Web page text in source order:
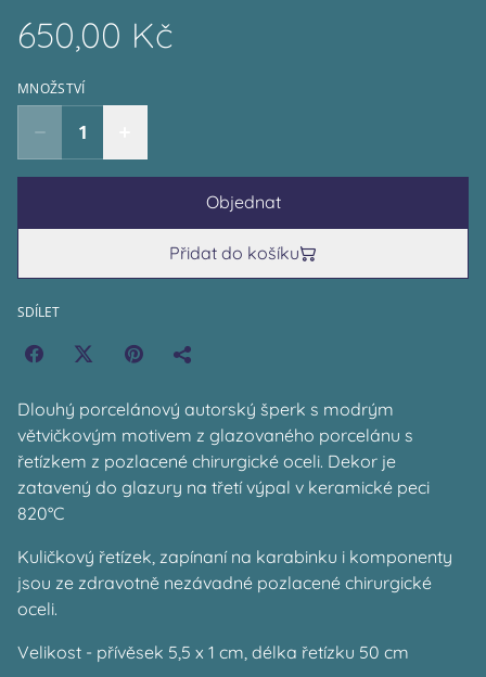
650,00 Kč
MNOŽSTVÍ
Objednat
Přidat do košíku
SDÍLET
Dlouhý porcelánový autorský šperk s modrým
větvičkovým motivem z glazovaného porcelánu s
řetízkem z pozlacené chirurgické oceli. Dekor je
zatavený do glazury na třetí výpal v keramické peci
820°C
Kuličkový řetízek, zapínaní na karabinku i komponenty
jsou ze zdravotně nezávadné pozlacené chirurgické
oceli.
Velikost - přívěsek 5,5 x 1 cm, délka řetízku 50 cm